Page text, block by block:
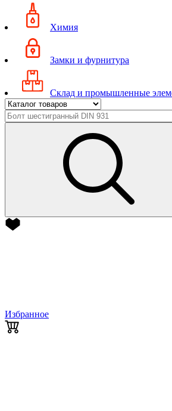
Химия
Замки и фурнитура
Склад и промышленные
Избранное